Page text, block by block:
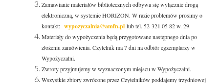
Zamawianie materiałów bibliotecznych odbywa się wyłącznie drogą
elektroniczną, w systemie HORIZON. W razie problemów prosimy o
kontakt: wypozyczalnia@amfn.pl lub tel. 52 321 05 82 w. 29.
Materiały do wypożyczenia będą przygotowane następnego dnia po
złożeniu zamówienia. Czytelnik ma 7 dni na odbiór egzemplarzy w
Wypożyczalni.
Zwroty przyjmujemy w wyznaczonym miejscu w Wypożyczalni.
Wszystkie zbiory zwrócone przez Czytelników poddajemy trzydniowej